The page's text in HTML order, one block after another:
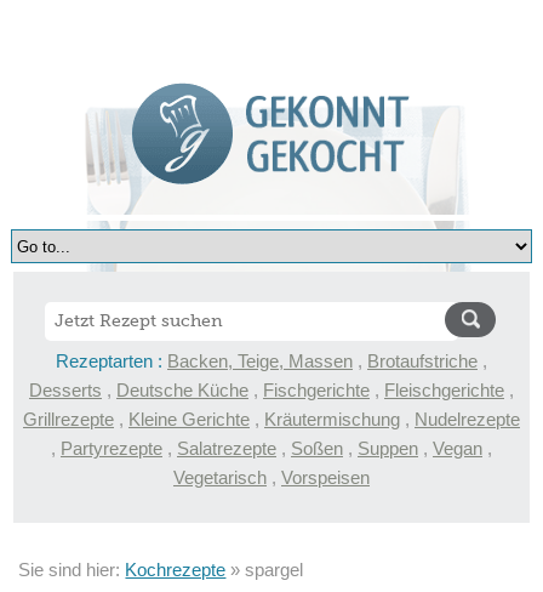
Rezeptarten : Backen, Teige, Massen , Brotaufstriche ,
Desserts , Deutsche Küche , Fischgerichte , Fleischgerichte ,
Grillrezepte , Kleine Gerichte , Kräutermischung , Nudelrezepte
, Partyrezepte , Salatrezepte , Soßen , Suppen , Vegan ,
Vegetarisch , Vorspeisen
Sie sind hier: Kochrezepte »spargel